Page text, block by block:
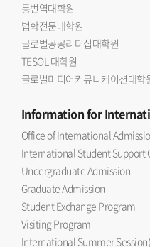
통번역대학원
법학전문대학원
글로벌공공리더십대학원
TESOL 대학원
글로벌미디어커뮤니케이션대학
Informationfor
Office of International
International Student Support
Undergraduate Admission
Graduate Admission
Student Exchange Program
Visiting Program
International Summer